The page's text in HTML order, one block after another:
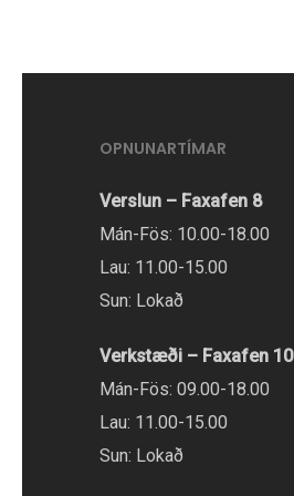
OPNUNARTÍMAR
Verslun – Faxafen 8
Mán-Fös: 10.00-18.00
Lau: 11.00-15.00
Sun: Lokað
Verkstæði – Faxafen 10
Mán-Fös: 09.00-18.00
Lau: 11.00-15.00
Sun: Lokað